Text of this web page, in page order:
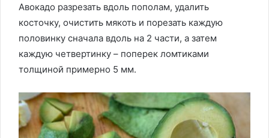
Авокадо разрезать вдоль пополам, удалить
косточку, очистить мякоть и порезать каждую
половинку сначала вдоль на 2 части, а затем
каждую четвертинку – поперек ломтиками
толщиной примерно 5 мм.